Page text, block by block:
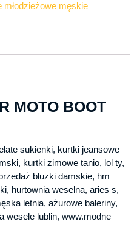
młodzieżowe męskie
MOTO BOOT
sukienki, kurtki jeansowe
kurtki zimowe tanio, lol ty,
bluzki damskie, hm
hurtownia weselna, aries s,
letnia, ażurowe baleriny,
wesele lublin, www.modne